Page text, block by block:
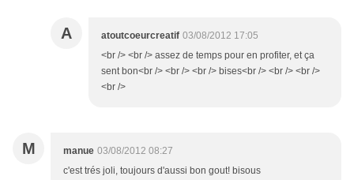
A atoutcoeurcreatif 03/08/2012 17:05
<br /> <br /> assez de temps pour en profiter, et ça
sent bon<br /> <br /> <br /> bises<br /> <br /> <br />
<br />
M manue 03/08/2012 08:27
c'est trés joli, toujours d'aussi bon gout! bisous